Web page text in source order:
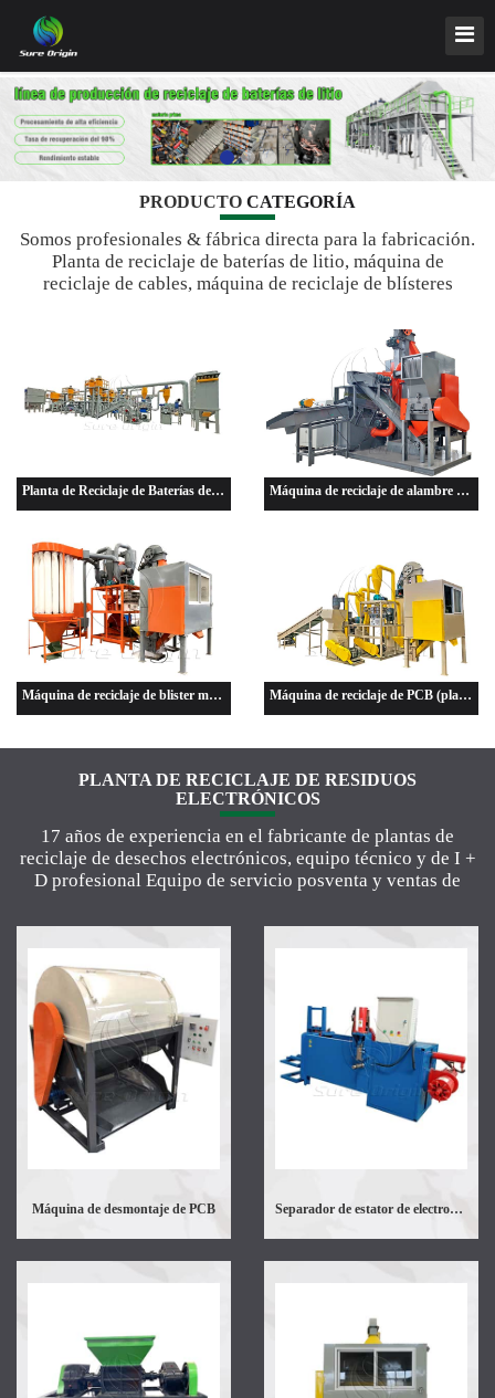
PRODUCTO CATEGORÍA
Somos profesionales & fábrica directa para la fabricación.
Planta de reciclaje de baterías de litio, máquina de
reciclaje de cables, máquina de reciclaje de blísteres
impreso), planta de reciclaje de radiadores de cobre y
Planta de Reciclaje de Baterías de Litio Máquina de reciclaje de alambre de cable
Máquina de reciclaje de blister médico Máquina de reciclaje de PCB (placa de circuito impreso)
PLANTA DE RECICLAJE DE RESIDUOS
ELECTRÓNICOS
17 años de experiencia en el fabricante de plantas de
reciclaje de desechos electrónicos, equipo técnico y de I +
D profesional Equipo de servicio posventa y ventas de
Máquina de desmontaje de PCB Separador de estator de electromotor